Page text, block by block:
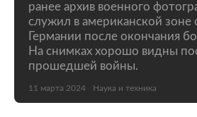
ранее архив военного
служил в американской зоне
Германии после окончания
На снимках хорошо видны
прошедшей войны.
11 марта 2024 Наука и техника